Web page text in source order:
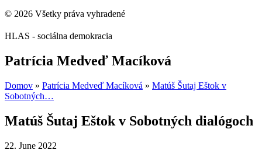
© 2026 Všetky práva vyhradené
HLAS - sociálna demokracia
Patrícia Medveď Macíková
Domov » Patrícia Medveď Macíková » Matúš Šutaj Eštok v
Sobotných…
Matúš Šutaj Eštok v Sobotných dialógoch
22. June 2022